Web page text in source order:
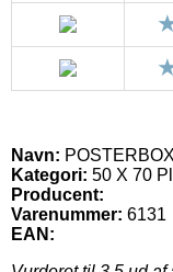
Navn:
Kategori: 50 X 70
Producent:
Varenummer: 6131
EAN: